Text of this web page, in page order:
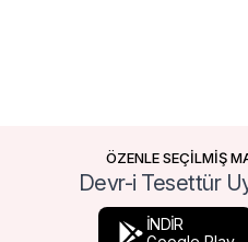
ÖZENLE SEÇİLMİŞ
Devr-i Tesettür
İNDİR